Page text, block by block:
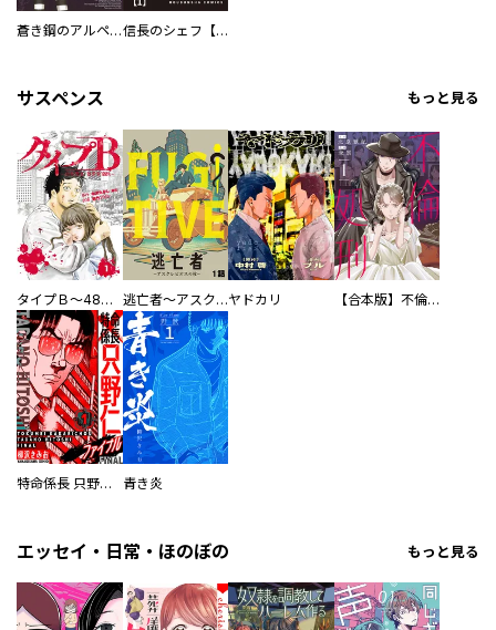
蒼き鋼のアルペジオ 信長のシェフ【単話版】
サスペンス もっと見る
タイプＢ～48時間後、致死率100％～【単話】 逃亡者～アスクレピオスの杖～ヤドカリ 【合本版】不倫処刑
特命係長 只野仁ファイナル 愛蔵版 青き炎
エッセイ・日常・ほのぼの もっと見る